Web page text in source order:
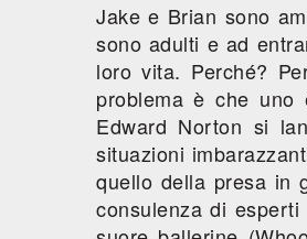
Jake e Brian sono
sono adulti e ad
loro vita. Perché?
problema è che uno
Edward Norton si
situazioni
quello della presa in
consulenza di